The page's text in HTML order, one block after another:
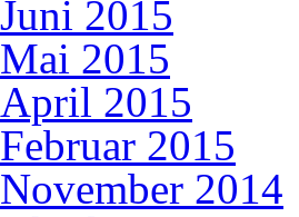
Juni 2015
Mai 2015
April 2015
Februar 2015
November 2014